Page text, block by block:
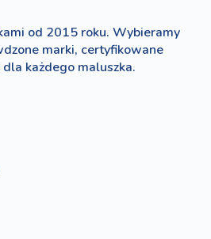
od 2015 roku. Wybieramy
marki, certyfikowane
każdego maluszka.